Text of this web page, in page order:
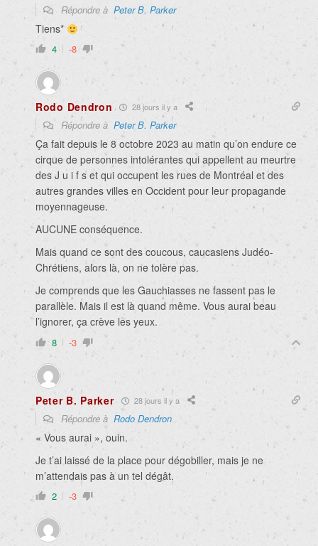
Répondre à Peter B. Parker
Tiens*
4 -8
Rodo Dendron 28 jours il y a
Répondre à Peter B. Parker
Ça fait depuis le 8 octobre 2023 au matin qu’on endure ce
cirque de personnes intolérantes qui appellent au meurtre
des J u i f s et qui occupent les rues de Montréal et des
autres grandes villes en Occident pour leur propagande
moyennageuse.
AUCUNE conséquence.
Mais quand ce sont des coucous, caucasiens Judéo-
Chrétiens, alors là, on ne tolère pas.
Je comprends que les Gauchiasses ne fassent pas le
parallèle. Mais il est là quand même. Vous aurai beau
l’ignorer, ça crève les yeux.
8 -3
Peter B. Parker 28 jours il y a
Répondre à Rodo Dendron
« Vous aurai », ouin.
Je t’ai laissé de la place pour dégobiller, mais je ne
m’attendais pas à un tel dégât.
2 -3